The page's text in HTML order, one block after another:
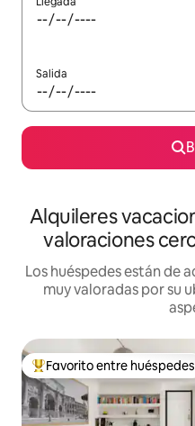
Salida
Alquileres
valoraciones
Los huéspedes están de
muy valoradas por su
Favorito entre huéspedes
Favorito entre huéspedes